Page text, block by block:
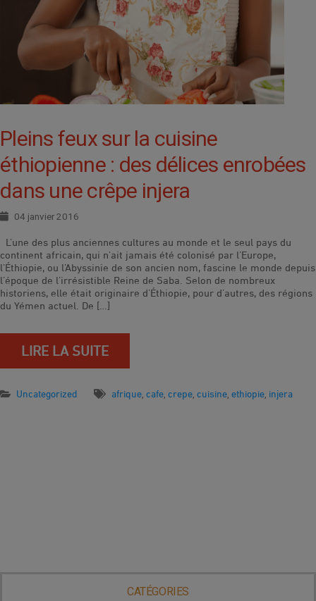
Pleins feux sur la cuisine
éthiopienne : des délices enrobées
dans une crêpe injera
04 janvier 2016
L’une des plus anciennes cultures au monde et le seul pays du
continent africain, qui n’ait jamais été colonisé par l’Europe,
l’Éthiopie, ou l’Abyssinie de son ancien nom, fascine le monde depuis
l’époque de l’irrésistible Reine de Saba. Selon de nombreux
historiens, elle était originaire d’Éthiopie, pour d’autres, des régions
du Yémen actuel. De […]
LIRE LA SUITE
Uncategorized afrique cafe crepe cuisine ethiopie injera
CATÉGORIES